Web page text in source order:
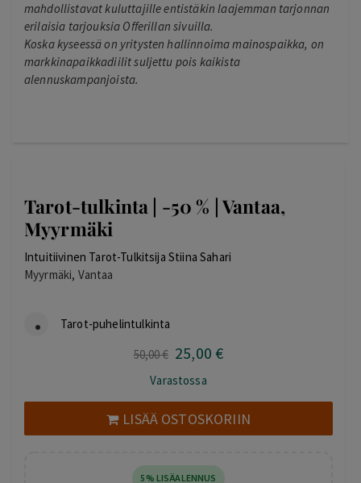
mahdollistavat kuluttajille entistäkin laajemman tarjonnan
erilaisia tarjouksia Offerillan sivuilla.
Koska kyseessä on yritysten hallinnoima mainospaikka, on
markkinapaikkadiilit suljettu pois kaikista
alennuskampanjoista.
Tarot-tulkinta | -50 % | Vantaa,
Myyrmäki
Intuitiivinen Tarot-Tulkitsija Stiina Sahari
Myyrmäki, Vantaa
Tarot-puhelintulkinta
50,00€ Alkuperäinen
oli:
50,00 €.
25,00 €Nykyinen
25,00 €.
Varastossa
LISÄÄ OSTOSKORIIN
5% LISÄALENNUS